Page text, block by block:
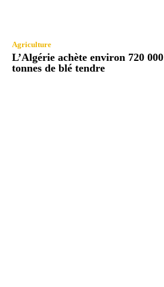
Agriculture
L’Algérie achète environ 720 000
tonnes de blé tendre